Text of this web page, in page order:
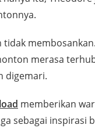
merasa
digemari.
memberikan
sebagai inspirasi